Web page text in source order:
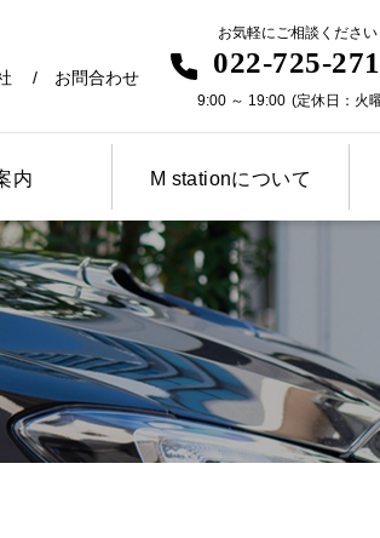
お問合わせ
お気軽にご相談ください
022-725-
9:00 ～ 19:00 (定休日：火
内 M stationについて